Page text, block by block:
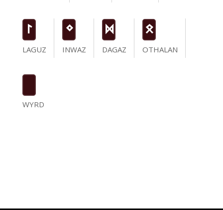
L
LAGUZ
N
INWAZ
D
DAGAZ
O
OTHALAN
WYRD